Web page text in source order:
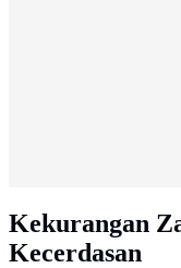
Kekurangan
Kecerdasan